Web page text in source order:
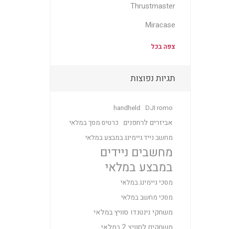
Thrustmaster
Miracase
צפה בכל
תגיות נפוצות
DJI romo
handheld
אביזרים לרחפנים כרטיס מסך במלאי
מחשב נייד גיימינג במבצע במלאי
מחשבים ניידים
במבצע במלאי
מסכי גיימינג במלאי
מסכי מחשב במלאי
משחקי נינטנדו סוויץ במלאי